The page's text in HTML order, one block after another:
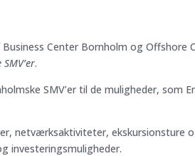
Center Bornholm og Offshore
.
SMV’er til de muligheder, som
netværksaktiviteter, ekskursionsture
investeringsmuligheder.